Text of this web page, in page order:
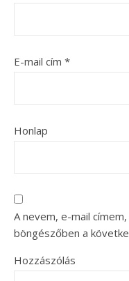
E-mail cím *
Honlap
A nevem, e-mail
böngészőben a
Hozzászólás